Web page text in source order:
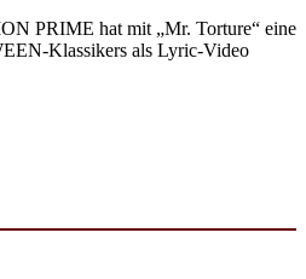
PRIME hat mit „Mr. Torture“ eine
Klassikers als Lyric-Video